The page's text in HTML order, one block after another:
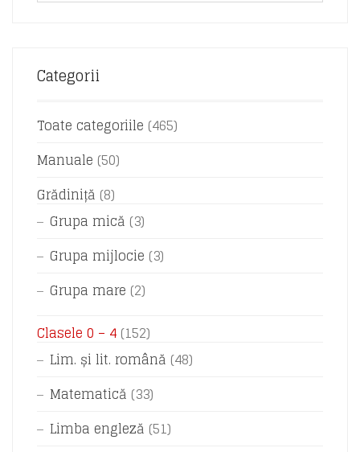
Categorii
Toate categoriile (465)
Manuale (50)
Grădiniță (8)
Grupa mică (3)
Grupa mijlocie (3)
Grupa mare (2)
Clasele 0 – 4 (152)
Lim. și lit. română (48)
Matematică (33)
Limba engleză (51)